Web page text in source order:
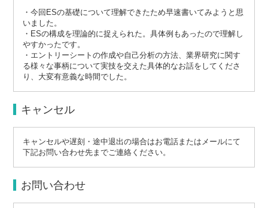
・今回ESの基礎について理解できたため早速書いてみようと思
いました。
・ESの構成を理論的に捉えられた。具体例もあったので理解し
やすかったです。
・エントリーシートの作成や自己分析の方法、業界研究に関す
る様々な事柄について実技を交えた具体的なお話をしてくださ
り、大変有意義な時間でした。
キャンセル
キャンセルや遅刻・途中退出の場合はお電話またはメールにて
下記お問い合わせ先までご連絡ください。
お問い合わせ